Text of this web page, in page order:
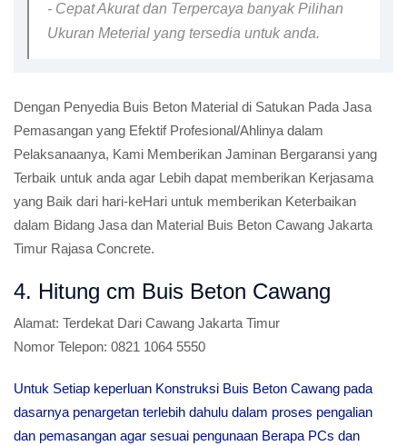
- Cepat Akurat dan Terpercaya banyak Pilihan
Ukuran Meterial yang tersedia untuk anda.
Dengan Penyedia Buis Beton Material di Satukan Pada Jasa
Pemasangan yang Efektif Profesional/Ahlinya dalam
Pelaksanaanya, Kami Memberikan Jaminan Bergaransi yang
Terbaik untuk anda agar Lebih dapat memberikan Kerjasama
yang Baik dari hari-keHari untuk memberikan Keterbaikan
dalam Bidang Jasa dan Material Buis Beton Cawang Jakarta
Timur Rajasa Concrete.
4. Hitung cm Buis Beton Cawang
Alamat: Terdekat Dari Cawang Jakarta Timur
Nomor Telepon: 0821 1064 5550
Untuk Setiap keperluan Konstruksi Buis Beton Cawang pada
dasarnya penargetan terlebih dahulu dalam proses pengalian
dan pemasangan agar sesuai pengunaan Berapa PCs dan